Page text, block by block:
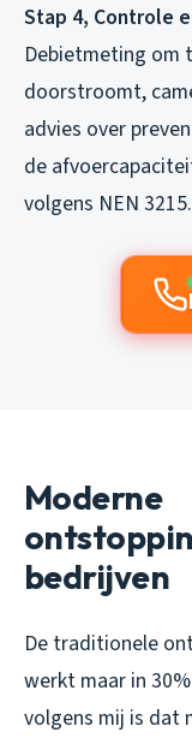
Stap 4, Controle
Debietmeting om
doorstroomt,
advies over
de
volgens NEN 3215.
Moderne
bedrijven
De traditionele
werkt maar in
volgens mij is dat